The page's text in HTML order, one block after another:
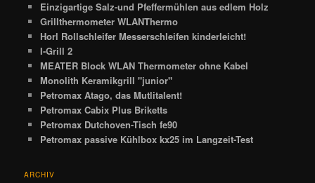
Einzigartige Salz-und Pfeffermühlen aus edlem Holz
Grillthermometer WLANThermo
Horl Rollschleifer Messerschleifen kinderleicht!
I-Grill 2
MEATER Block WLAN Thermometer ohne Kabel
Monolith Keramikgrill "junior"
Petromax Atago, das Mutlitalent!
Petromax Cabix Plus Briketts
Petromax Dutchoven-Tisch fe90
Petromax passive Kühlbox kx25 im Langzeit-Test
ARCHIV